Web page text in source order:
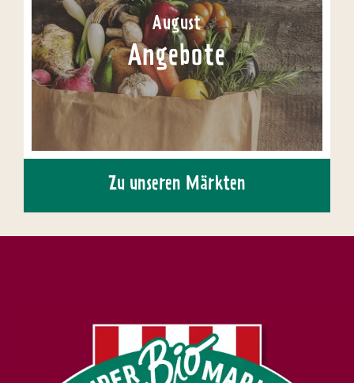
August
Angebote
Zu unseren Märkten